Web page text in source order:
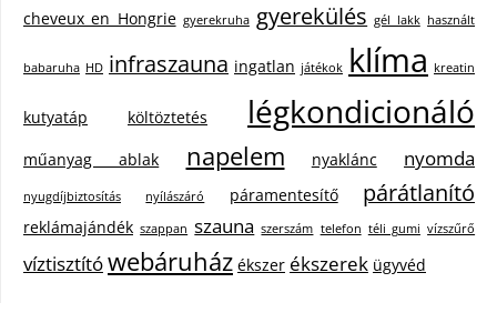
cheveux en Hongrie gyerekruha gyerekülés gél lakk használt
babaruha HD infraszauna ingatlan játékok klíma kreatin
kutyatáp költöztetés légkondicionáló
műanyag ablak napelem nyaklánc nyomda
nyugdíjbiztosítás nyílászáró páramentesítő párátlanító
reklámajándék szappan szauna szerszám telefon téli gumi vízszűrő
víztisztítówebáruház ékszer ékszerek ügyvéd